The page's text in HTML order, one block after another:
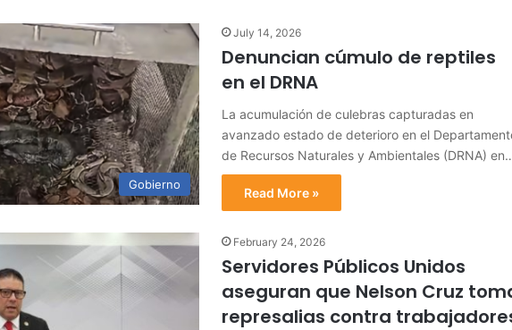
Gobierno
July 14, 2026
Denuncian cúmulo de reptiles
en el DRNA
La acumulación de culebras capturadas en
avanzado estado de deterioro en el
de Recursos Naturales y Ambientales (DRNA)
Read More »
February 24, 2026
Servidores Públicos Unidos
aseguran que Nelson Cruz
represalias contra